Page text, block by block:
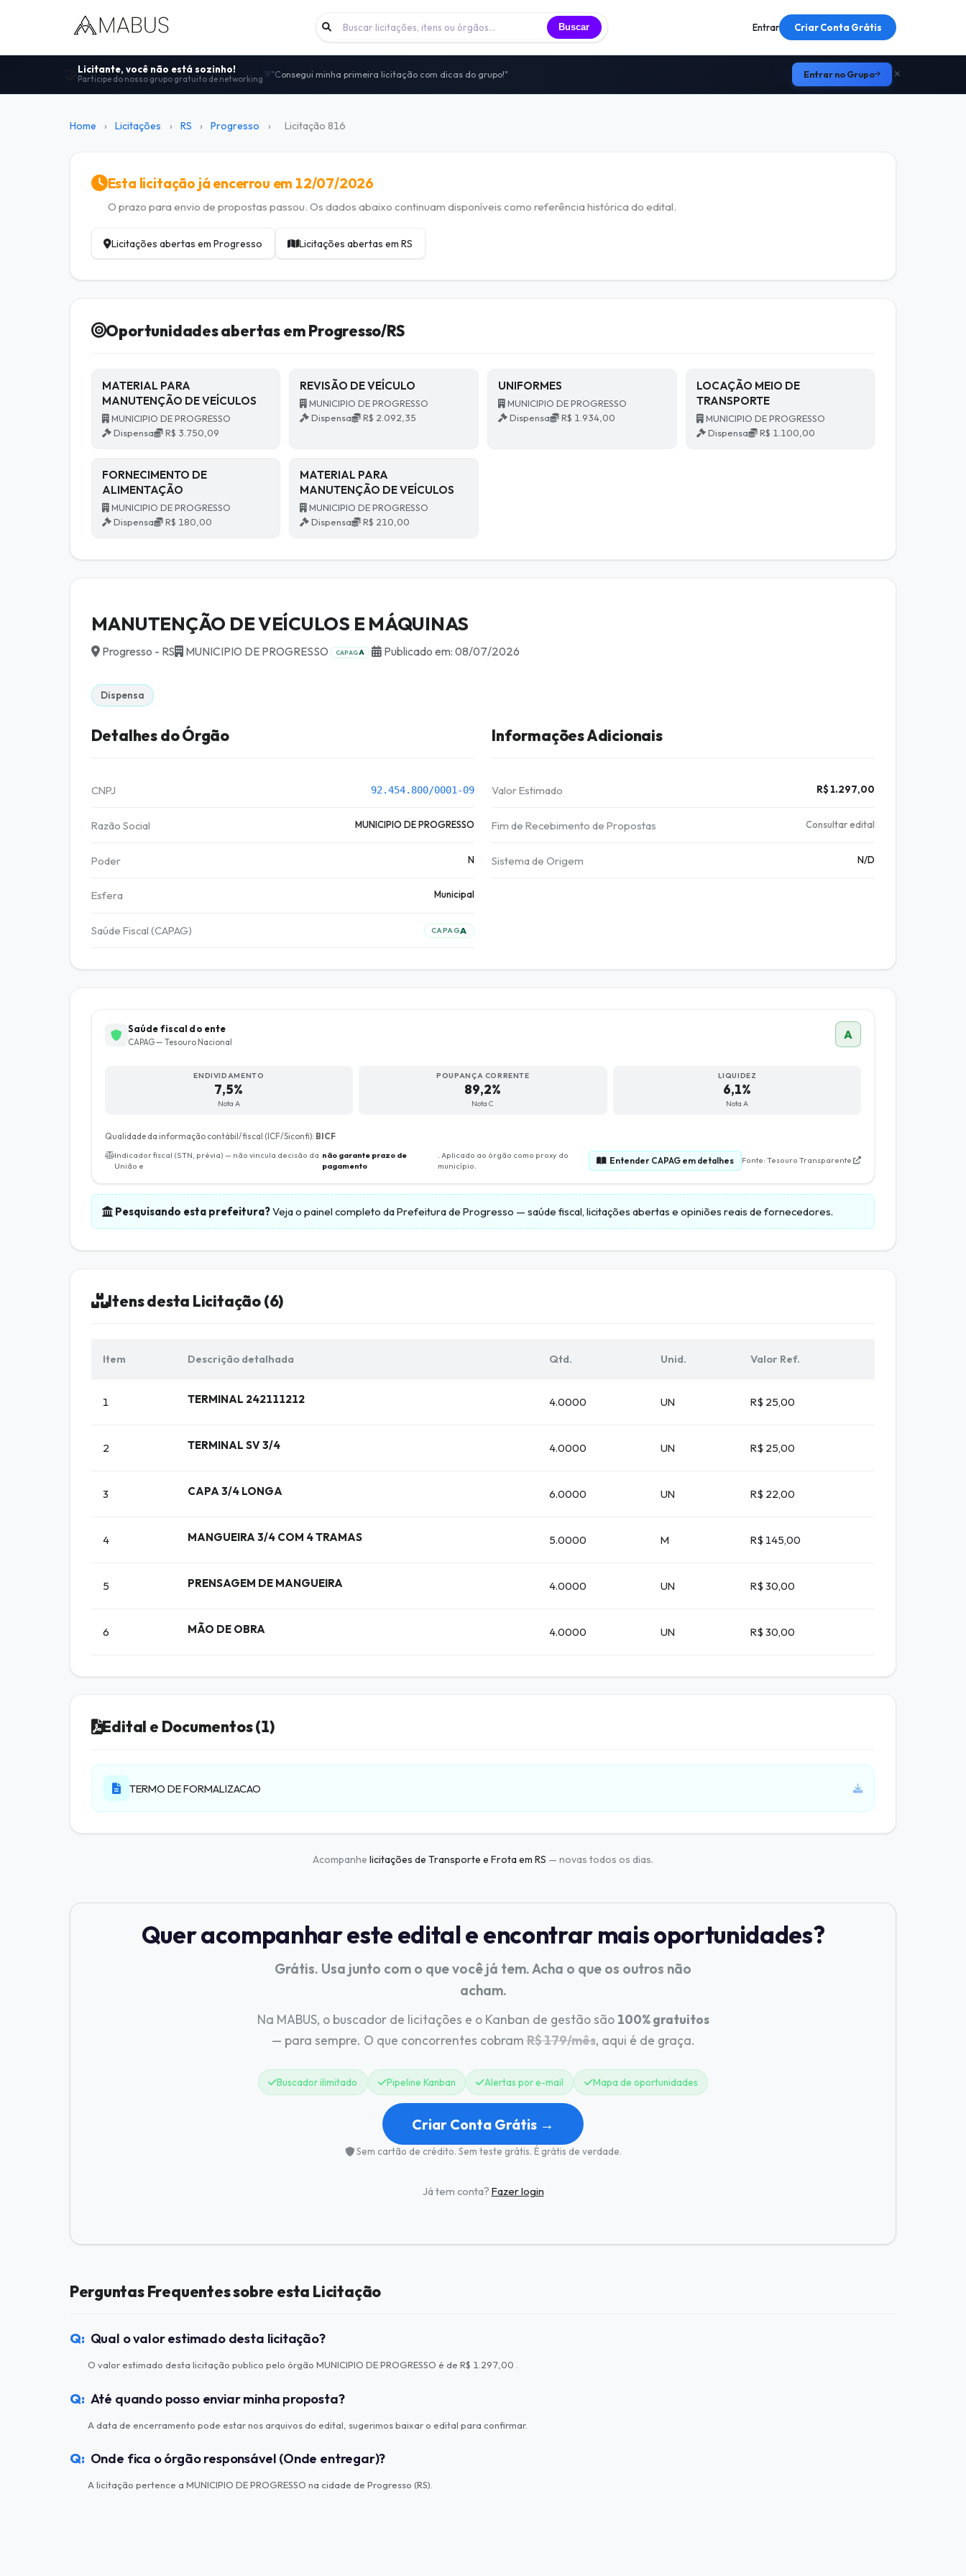
Buscar Entrar Criar Conta Grátis
Licitante, você não está sozinho!
Participe do nosso grupo gratuito de networking
💬 "Consegui minha primeira licitação com dicas do grupo!"
100% gratuito — sem vendas, sem spam, só networking real
Entrar no Grupo
Home › Licitações › RS › Progresso › Licitação 816
Esta licitação já encerrou em 12/07/2026
O prazo para envio de propostas passou. Os dados abaixo continuam disponíveis como referência histórica do edital.
Licitações abertas em Progresso Licitações abertas em RS
Oportunidades abertas em Progresso/RS
MATERIAL PARA
MANUTENÇÃO DE VEÍCULOS
MUNICIPIO DE PROGRESSO
Dispensa
R$ 3.750,09
REVISÃO DE VEÍCULO
MUNICIPIO DE PROGRESSO
Dispensa
R$ 2.092,35
UNIFORMES
MUNICIPIO DE PROGRESSO
Dispensa
R$ 1.934,00
LOCAÇÃO MEIO DE
TRANSPORTE
MUNICIPIO DE PROGRESSO
Dispensa
R$ 1.100,00
FORNECIMENTO DE
ALIMENTAÇÃO
MUNICIPIO DE PROGRESSO
Dispensa
R$ 180,00
MATERIAL PARA
MANUTENÇÃO DE VEÍCULOS
MUNICIPIO DE PROGRESSO
Dispensa
R$ 210,00
MANUTENÇÃO DE VEÍCULOS E MÁQUINAS
Progresso - RS MUNICIPIO DE PROGRESSO CAPAGA Publicado em: 08/07/2026
Dispensa
Detalhes do Órgão
CNPJ 92.454.800/0001-09
Razão Social MUNICIPIO DE PROGRESSO
Poder N
Esfera Municipal
Saúde Fiscal (CAPAG) CAPAGA
Informações Adicionais
Valor Estimado R$ 1.297,00
Fim de Recebimento de Propostas Consultar edital
Sistema de Origem N/D
Saúde fiscal do ente
CAPAG — Tesouro Nacional
A
ENDIVIDAMENTO
7,5%
Nota A
POUPANÇA CORRENTE
89,2%
Nota C
LIQUIDEZ
6,1%
Nota A
Qualidade da informação contábil/fiscal (ICF/Siconfi): BICF
Indicador fiscal (STN, prévia) — não vincula decisão da
União e
não garante prazo de
pagamento
. Aplicado ao órgão como proxy do
município.
Entender CAPAG em detalhes Fonte: Tesouro Transparente
Pesquisando esta prefeitura?Veja o painel completo daPrefeitura de Progresso — saúde fiscal, licitações abertas e opiniões reais de fornecedores.
Itens desta Licitação (6)
Item Descrição detalhada Qtd. Unid. Valor Ref.
1 TERMINAL 242111212 4.0000 UN R$ 25,00
2 TERMINAL SV 3/4 4.0000 UN R$ 25,00
3 CAPA 3/4 LONGA 6.0000 UN R$ 22,00
4 MANGUEIRA 3/4 COM 4 TRAMAS 5.0000 M R$ 145,00
5 PRENSAGEM DE MANGUEIRA 4.0000 UN R$ 30,00
6 MÃO DE OBRA 4.0000 UN R$ 30,00
Edital e Documentos (1)
TERMO DE FORMALIZACAO
Acompanhe licitações de Transporte e Frota em RS — novas todos os dias.
Quer acompanhar este edital e encontrar mais oportunidades?
Grátis. Usa junto com o que você já tem. Acha o que os outros não
acham.
Na MABUS, o buscador de licitações e o Kanban de gestão são 100% gratuitos
— para sempre. O que concorrentes cobramR$ 179/mês, aqui é de graça.
Buscador ilimitado Pipeline Kanban Alertas por e-mail Mapa de oportunidades
Criar Conta Grátis →
Sem cartão de crédito. Sem teste grátis. É grátis de verdade.
Já tem conta? Fazer login
Perguntas Frequentes sobre esta Licitação
Qual o valor estimado desta licitação?
O valor estimado desta licitação publico pelo órgão MUNICIPIO DE PROGRESSO é de R$ 1.297,00 .
Até quando posso enviar minha proposta?
A data de encerramento pode estar nos arquivos do edital, sugerimos baixar o edital para confirmar.
Onde fica o órgão responsável (Onde entregar)?
A licitação pertence a MUNICIPIO DE PROGRESSO na cidade de Progresso (RS).